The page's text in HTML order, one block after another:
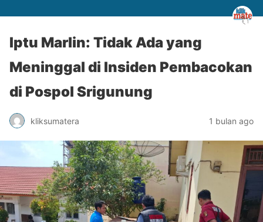
Iptu Marlin: Tidak Ada yang
Meninggal di Insiden Pembacokan
di Pospol Srigunung
kliksumatera 1 bulan ago